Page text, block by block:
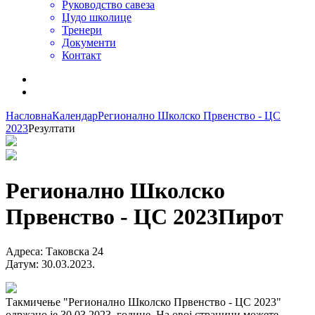
Руководство савеза
Џудо школице
Тренери
Документи
Контакт
НасловнаКалендарРегионално Школско Првенство - ЦС
2023Резултати
Регионално Школско
Првенство - ЦС 2023Пирот
Адреса: Таковска 24
Датум: 30.03.2023.
Такмичење "Регионално Школско Првенство - ЦС 2023"